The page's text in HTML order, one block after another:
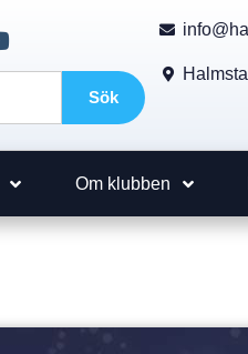
Sök
Om klubben